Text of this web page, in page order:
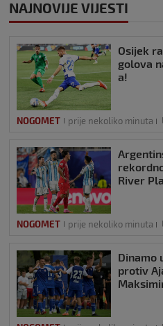
NAJNOVIJE VIJESTI
Osijek
golova
a!
NOGOMET prije nekoliko minuta
River
NOGOMET prije nekoliko minuta
Dinamo
protiv